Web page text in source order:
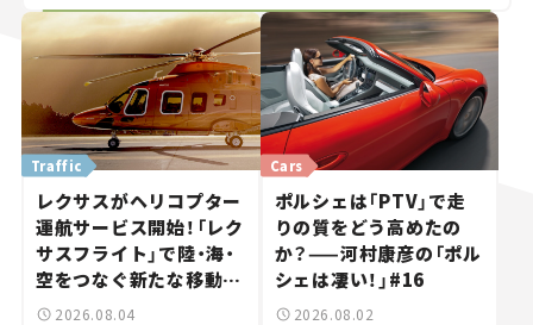
Traffic
レクサスがヘリコプター
運航サービス開始！「レク
サスフライト」で陸・海・
空をつなぐ新たな移動体
験とは
2026.08.04
Cars
ポルシェは「PTV」で走
りの質をどう高めたの
か？——河村康彦の「ポル
シェは凄い！」#16
2026.08.02